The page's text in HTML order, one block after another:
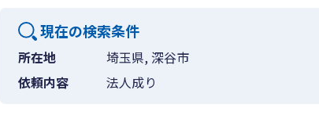
現在の検索条件
所在地
埼玉県, 深谷市
依頼内容
法人成り